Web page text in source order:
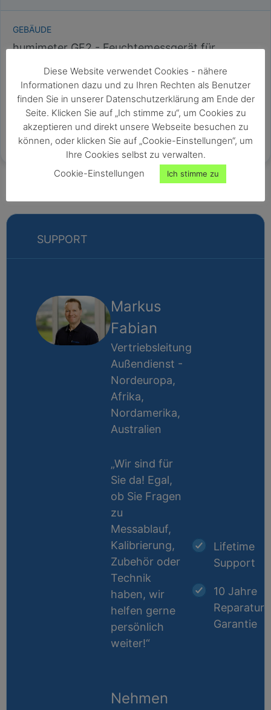
GEBÄUDE
humimeter GF2 - Feuchtemessgerät für
Professionelles Feuchtemessgerät für Gebäude
Messung der Feuchtigkeit von Estrich, Gipskartonplatten,
Beton und weiteren Baustoffen für Wände und Gebäude
Schnelle Alternative zur CM Messung
viele Sensoren für eine breite Palette von Anwendungen
zerstörungsfreie Feuchtemessung
SUPPORT
Markus
Fabian
Vertriebsleitung
Außendienst -
Nordeuropa,
Afrika,
Nordamerika,
Australien
„Wir sind für
Sie da! Egal,
ob Sie Fragen
zu
Messablauf,
Kalibrierung,
Zubehör oder
Technik
haben, wir
helfen gerne
persönlich
weiter!“
Nehmen
Lifetime
Support
10 Jahre
Reparatur-
Garantie
Diese Website verwendet Cookies - nähere
Informationen dazu und zu Ihren Rechten als Benutzer
finden Sie in unserer Datenschutzerklärung am Ende der
Seite. Klicken Sie auf „Ich stimme zu“, um Cookies zu
akzeptieren und direkt unsere Webseite besuchen zu
können, oder klicken Sie auf „Cookie-Einstellungen“, um
Ihre Cookies selbst zu verwalten.
Cookie-Einstellungen
Ich stimme zu